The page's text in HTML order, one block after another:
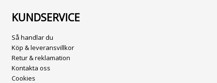
KUNDSERVICE
Så handlar du
Köp & leveransvillkor
Retur & reklamation
Kontakta oss
Cookies